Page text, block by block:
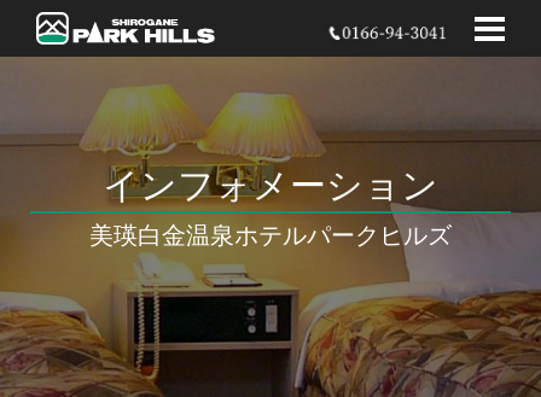
インフォメーション
美瑛白金温泉ホテルパークヒルズ